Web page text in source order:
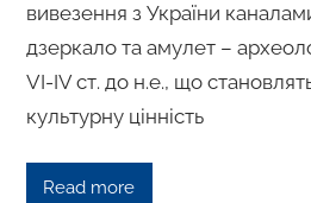
вивезення з України
дзеркало та амулет –
VI-ІV ст. до н.е., що
культурну цінність
Read more